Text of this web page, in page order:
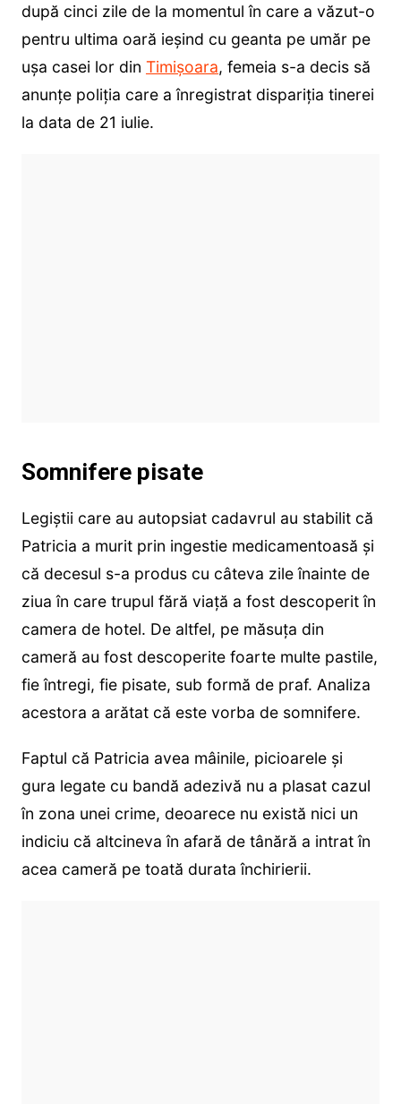
după cinci zile de la momentul în care a văzut-o
pentru ultima oară ieșind cu geanta pe umăr pe
ușa casei lor din Timișoara, femeia s-a decis să
anunțe poliția care a înregistrat dispariția tinerei
la data de 21 iulie.
Somnifere pisate
Legiștii care au autopsiat cadavrul au stabilit că
Patricia a murit prin ingestie medicamentoasă și
că decesul s-a produs cu câteva zile înainte de
ziua în care trupul fără viață a fost descoperit în
camera de hotel. De altfel, pe măsuța din
cameră au fost descoperite foarte multe pastile,
fie întregi, fie pisate, sub formă de praf. Analiza
acestora a arătat că este vorba de somnifere.
Faptul că Patricia avea mâinile, picioarele și
gura legate cu bandă adezivă nu a plasat cazul
în zona unei crime, deoarece nu există nici un
indiciu că altcineva în afară de tânără a intrat în
acea cameră pe toată durata închirierii.